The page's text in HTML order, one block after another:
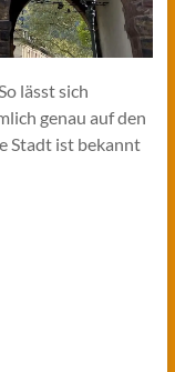
lässt sich
genau auf den
Stadt ist bekannt